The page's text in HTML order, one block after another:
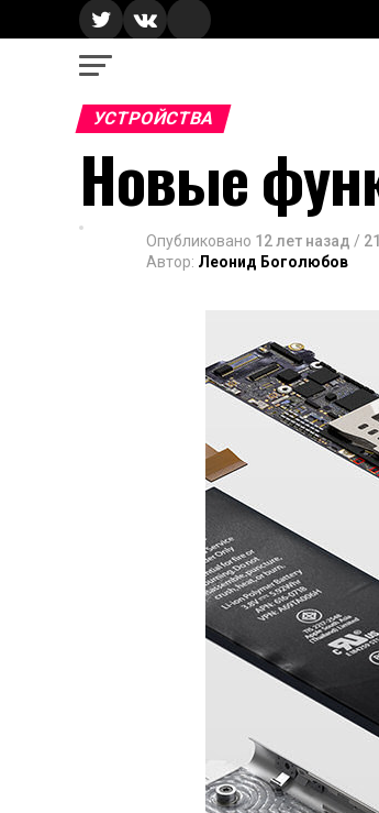
УСТРОЙСТВА
Новые
Опубликовано 12 лет назад /
Автор: Леонид Боголюбов